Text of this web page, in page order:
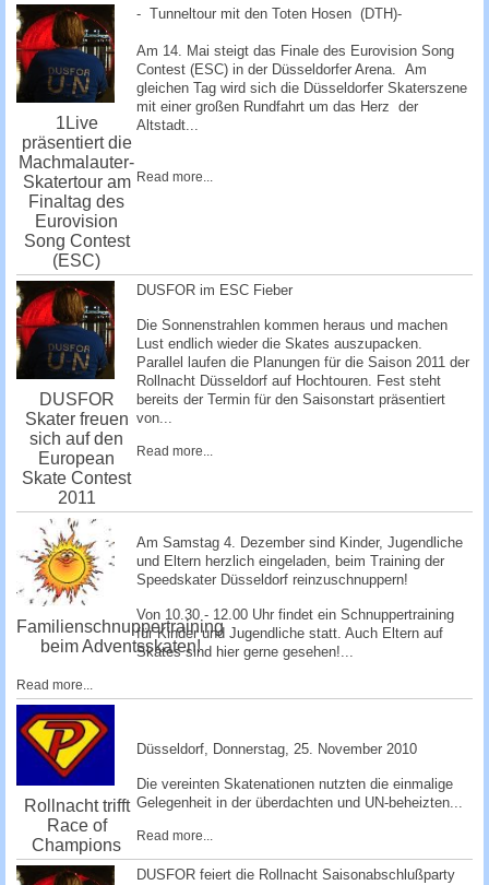
1Live
präsentiert die
Machmalauter-
Skatertour am
Finaltag des
Eurovision
Song Contest
(ESC)
- Tunneltour mit den Toten Hosen (DTH)-
Am 14. Mai steigt das Finale des Eurovision Song
Contest (ESC) in der Düsseldorfer Arena. Am
gleichen Tag wird sich die Düsseldorfer Skaterszene
mit einer großen Rundfahrt um das Herz der
Altstadt...
Read more...
DUSFOR
Skater freuen
sich auf den
European
Skate Contest
2011
DUSFOR im ESC Fieber
Die Sonnenstrahlen kommen heraus und machen
Lust endlich wieder die Skates auszupacken.
Parallel laufen die Planungen für die Saison 2011 der
Rollnacht Düsseldorf auf Hochtouren. Fest steht
bereits der Termin für den Saisonstart präsentiert
von...
Read more...
Familienschnuppertraining
beim Adventsskaten!
Am Samstag 4. Dezember sind Kinder, Jugendliche
und Eltern herzlich eingeladen, beim Training der
Speedskater Düsseldorf reinzuschnuppe­rn!
Von 10.30 - 12.00 Uhr findet ein Schnuppertraining
für Kinder und Jugendliche statt. Auch Eltern auf
Skates sind hier gerne gesehen!...
Read more...
Rollnacht trifft
Race of
Champions
Düsseldorf, ­Donnerstag, 25. November 2010 ­
Die vereinten Skatenationen nutzten die einmalige
Gelegenheit in der überdachten und UN-beheizten...
Read more...
DUSFOR feiert die Rollnacht Saisonabschlußparty